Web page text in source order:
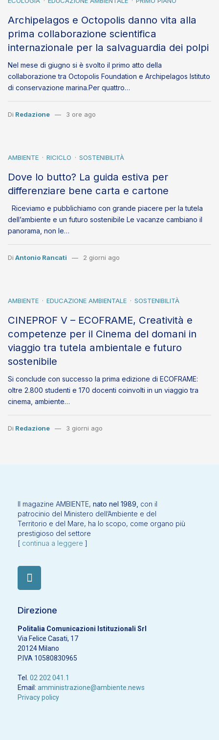
Archipelagos e Octopolis danno vita alla
prima collaborazione scientifica
internazionale per la salvaguardia dei polpi
Nel mese di giugno si è svolto il primo atto della
collaborazione tra Octopolis Foundation e Archipelagos Istituto
di conservazione marina.Per quattro…
Di Redazione 3 ore ago
AMBIENTE RICICLO SOSTENIBILITÀ
Dove lo butto? La guida estiva per
differenziare bene carta e cartone
Riceviamo e pubblichiamo con grande piacere per la tutela
dell’ambiente e un futuro sostenibile Le vacanze cambiano il
panorama, non le…
Di Antonio Rancati 2 giorni ago
AMBIENTE EDUCAZIONE AMBIENTALE SOSTENIBILITÀ
CINEPROF V – ECOFRAME, Creatività e
competenze per il Cinema del domani in
viaggio tra tutela ambientale e futuro
sostenibile
Si conclude con successo la prima edizione di ECOFRAME:
oltre 2.800 studenti e 170 docenti coinvolti in un viaggio tra
cinema, ambiente…
Di Redazione 3 giorni ago
Il magazine AMBIENTE, nato nel 1989, con il
patrocinio del Ministero dell’Ambiente e del
Territorio e del Mare, ha lo scopo, come organo più
prestigioso del settore
[ continua a leggere ]
Direzione
Politalia Comunicazioni Istituzionali Srl
Via Felice Casati, 17
20124 Milano
P.IVA 10580830965
Tel. 02 202 041.1
Email: amministrazione@ambiente.news
Privacy policy